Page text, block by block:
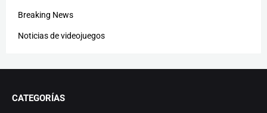
Breaking News
Noticias de videojuegos
CATEGORÍAS